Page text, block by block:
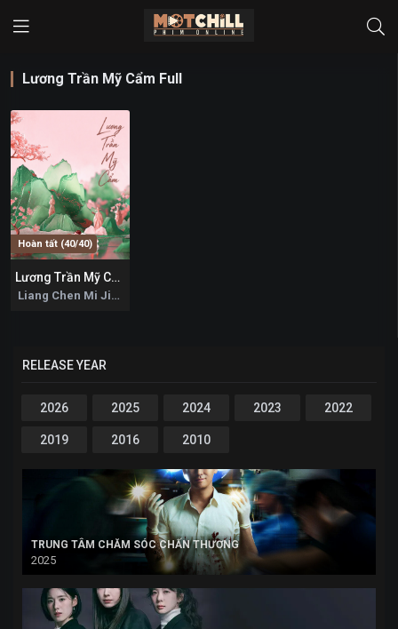
Lương Trần Mỹ Cẩm Full
Hoàn tất (40/40)
0
Lương Trần Mỹ Cẩm
Liang Chen Mi Jin 2026
RELEASE YEAR
2026 2025 2024 2023 2022
2019 2016 2010
TRUNG TÂM CHĂM SÓC CHẤN THƯƠNG
2025